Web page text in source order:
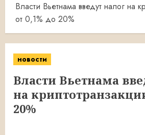
Власти Вьетнама введут налог на
от 0,1% до 20%
новости
Власти Вьетнама
на
20%